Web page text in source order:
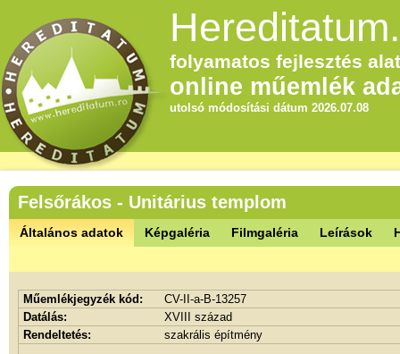
folyamatos fejlesztés
online műemlék
utolsó módosítási dátum 2026.07.08
Felsőrákos - Unitárius templom
Általános adatok Képgaléria Filmgaléria Leírások
Műemlékjegyzék kód:
CV-II-a-B-13257
Datálás:
XVIII század
Rendeltetés:
szakrális építmény